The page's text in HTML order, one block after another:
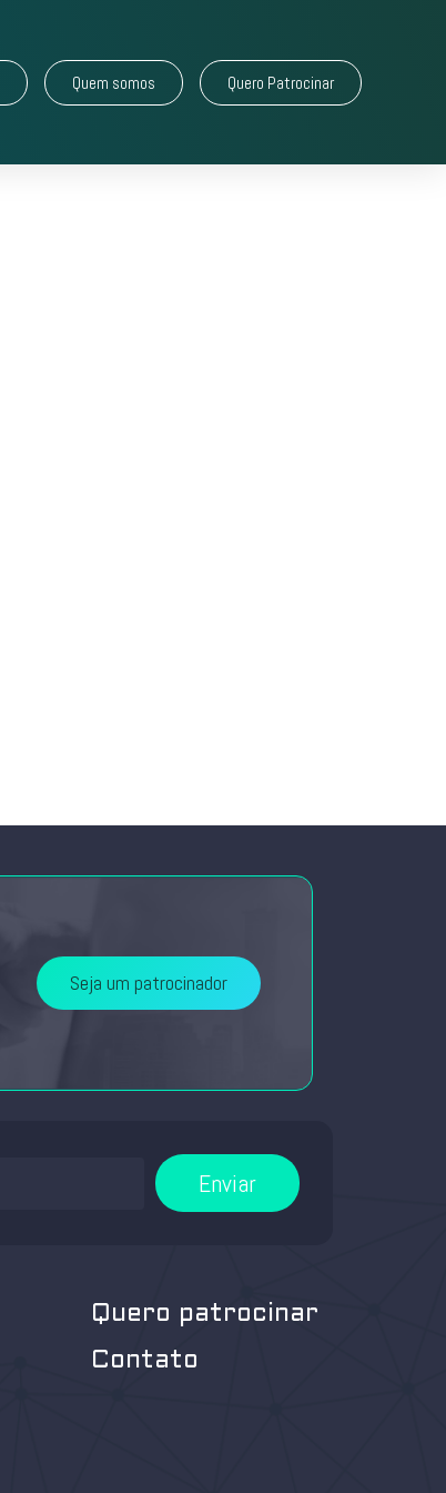
Quem somos Quero Patrocinar
Seja um patrocinador
Enviar
Quero patrocinar
Contato